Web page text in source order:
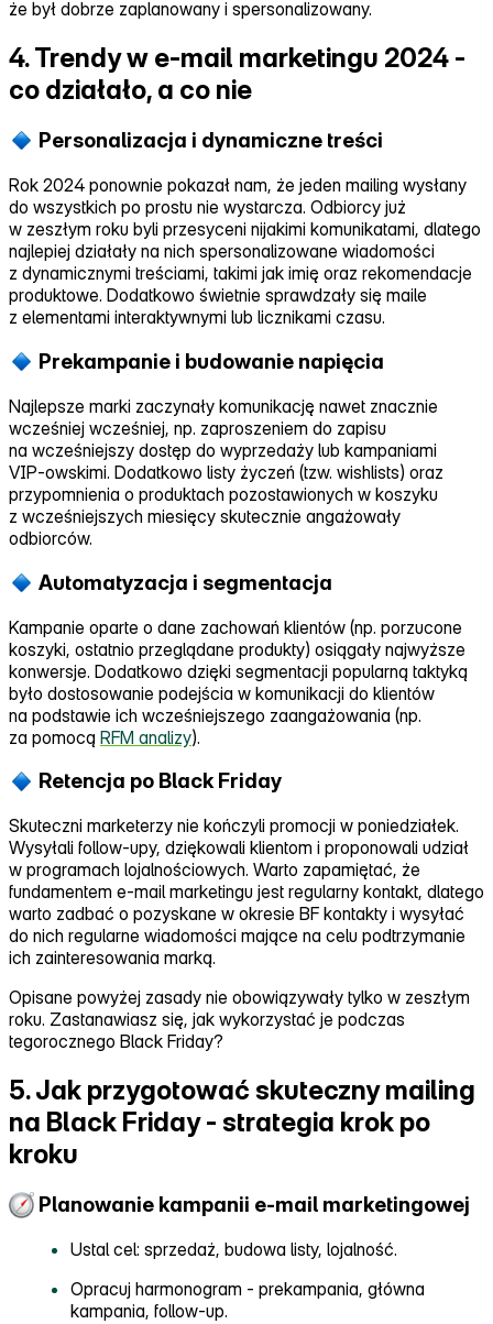
że był dobrze zaplanowany i spersonalizowany.
4. Trendy w e-mail marketingu 2024 -
co działało, a co nie
Personalizacja i dynamiczne treści
Rok 2024 ponownie pokazał nam, że jeden mailing wysłany
do wszystkich po prostu nie wystarcza. Odbiorcy już
w zeszłym roku byli przesyceni nijakimi komunikatami, dlatego
najlepiej działały na nich spersonalizowane wiadomości
z dynamicznymi treściami, takimi jak imię oraz rekomendacje
produktowe. Dodatkowo świetnie sprawdzały się maile
z elementami interaktywnymi lub licznikami czasu.
Prekampanie i budowanie napięcia
Najlepsze marki zaczynały komunikację nawet znacznie
wcześniej wcześniej, np. zaproszeniem do zapisu
na wcześniejszy dostęp do wyprzedaży lub kampaniami
VIP‑owskimi. Dodatkowo listy życzeń (tzw. wishlists) oraz
przypomnienia o produktach pozostawionych w koszyku
z wcześniejszych miesięcy skutecznie angażowały
odbiorców.
Automatyzacja i segmentacja
Kampanie oparte o dane zachowań klientów (np. porzucone
koszyki, ostatnio przeglądane produkty) osiągały najwyższe
konwersje. Dodatkowo dzięki segmentacji popularną taktyką
było dostosowanie podejścia w komunikacji do klientów
na podstawie ich wcześniejszego zaangażowania (np.
za pomocą RFM analizy).
Retencja po Black Friday
Skuteczni marketerzy nie kończyli promocji w poniedziałek.
Wysyłali follow‑upy, dziękowali klientom i proponowali udział
w programach lojalnościowych. Warto zapamiętać, że
fundamentem e‑mail marketingu jest regularny kontakt, dlatego
warto zadbać o pozyskane w okresie BF kontakty i wysyłać
do nich regularne wiadomości mające na celu podtrzymanie
ich zainteresowania marką.
Opisane powyżej zasady nie obowiązywały tylko w zeszłym
roku. Zastanawiasz się, jak wykorzystać je podczas
tegorocznego Black Friday?
5. Jak przygotować skuteczny mailing
na Black Friday - strategia krok po
kroku
Planowanie kampanii e‑mail marketingowej
Ustal cel: sprzedaż, budowa listy, lojalność.
Opracuj harmonogram ‑ prekampania, główna
kampania, follow‑up.